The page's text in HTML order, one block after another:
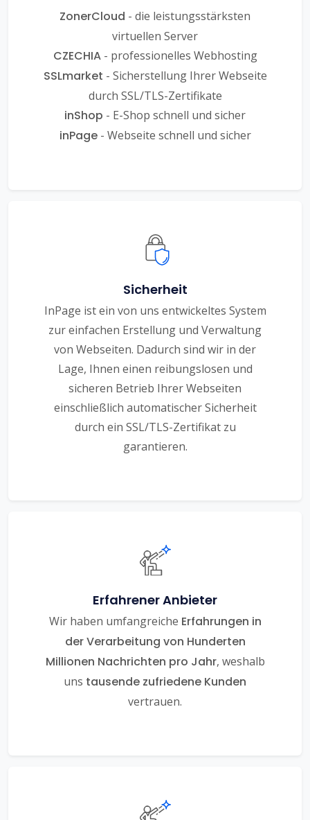
ZonerCloud - die leistungsstärksten
virtuellen Server
CZECHIA- professionelles Webhosting
SSLmarket - Sicherstellung Ihrer Webseite
durch SSL/TLS-Zertifikate
inShop - E-Shop schnell und sicher
inPage- Webseite schnell und sicher
Sicherheit
InPage ist ein von uns entwickeltes System
zur einfachen Erstellung und Verwaltung
von Webseiten. Dadurch sind wir in der
Lage, Ihnen einen reibungslosen und
sicheren Betrieb Ihrer Webseiten
einschließlich automatischer Sicherheit
durch ein SSL/TLS-Zertifikat zu
garantieren.
Erfahrener Anbieter
Wir haben umfangreiche Erfahrungen in
der Verarbeitung von Hunderten
Millionen Nachrichten pro Jahr, weshalb
uns tausende zufriedene Kunden
vertrauen.